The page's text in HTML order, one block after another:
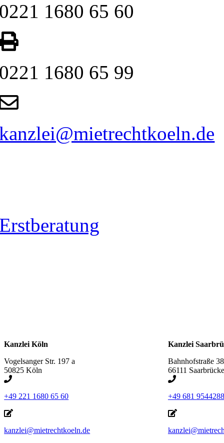
1680 65 60
1680 65 99
Kanzlei Köln
Vogelsanger Str. 197 a
50825 Köln
+49 221 1680 65 60
kanzlei@mietrechtkoeln.de
Kanzlei
Bahnhofstraße 38
66111
+49 681